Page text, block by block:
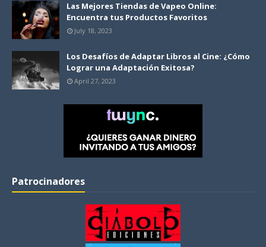
Las Mejores Tiendas de Vapeo Online:
Encuentra tus Productos Favoritos
July 18, 2023
Los Desafíos de Adaptar Libros al Cine: ¿Cómo
Lograr una Adaptación Exitosa?
April 27, 2023
Patrocinadores